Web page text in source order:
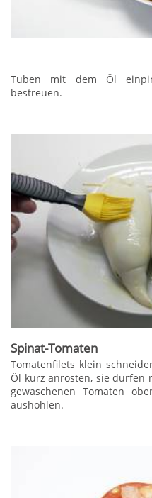
Tuben mit dem Öl
bestreuen.
Spinat-Tomaten
Tomatenfilets klein
Öl kurz anrösten, sie dürfen
gewaschenen Tomaten
aushöhlen.